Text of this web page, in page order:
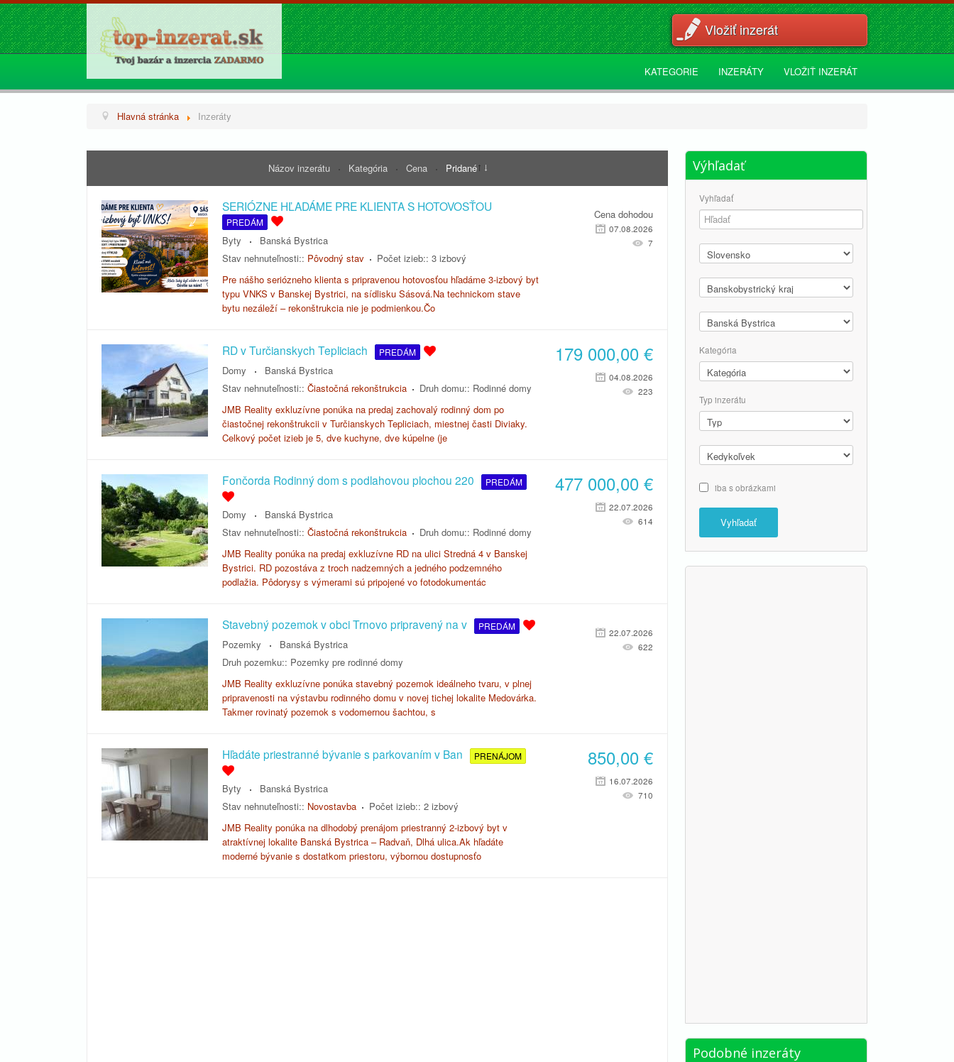
Vložiť inzerát
KATEGORIE INZERÁTY VLOŽIŤ INZERÁT
Hlavná stránka Inzeráty
Názov inzerátu Kategória Cena Pridané
SERIÓZNE HĽADÁME PRE KLIENTA S HOTOVOSŤOU
PREDÁM
Byty
Banská Bystrica
Stav nehnuteľnosti:: Pôvodný stav Počet izieb:: 3 izbový
Pre nášho seriózneho klienta s pripravenou hotovosťou hľadáme 3-izbový byt
typu VNKS v Banskej Bystrici, na sídlisku Sásová.Na technickom stave
bytu nezáleží – rekonštrukcia nie je podmienkou.Čo
Cena dohodou
07.08.2026
7
RD v Turčianskych Tepliciach PREDÁM
Domy
Banská Bystrica
Stav nehnuteľnosti:: Čiastočná rekonštrukcia Druh domu:: Rodinné domy
JMB Reality exkluzívne ponúka na predaj zachovalý rodinný dom po
čiastočnej rekonštrukcii v Turčianskych Tepliciach, miestnej časti Diviaky.
Celkový počet izieb je 5, dve kuchyne, dve kúpelne (je
179 000,00 €
04.08.2026
223
Fončorda Rodinný dom s podlahovou plochou 220 PREDÁM
Domy
Banská Bystrica
Stav nehnuteľnosti:: Čiastočná rekonštrukcia Druh domu:: Rodinné domy
JMB Reality ponúka na predaj exkluzívne RD na ulici Stredná 4 v Banskej
Bystrici. RD pozostáva z troch nadzemných a jedného podzemného
podlažia. Pôdorysy s výmerami sú pripojené vo fotodokumentác
477 000,00 €
22.07.2026
614
Stavebný pozemok v obci Trnovo pripravený na v PREDÁM
Pozemky
Banská Bystrica
Druh pozemku:: Pozemky pre rodinné domy
JMB Reality exkluzívne ponúka stavebný pozemok ideálneho tvaru, v plnej
pripravenosti na výstavbu rodinného domu v novej tichej lokalite Medovárka.
Takmer rovinatý pozemok s vodomernou šachtou, s
22.07.2026
622
Hľadáte priestranné bývanie s parkovaním v Ban PRENÁJOM
Byty
Banská Bystrica
Stav nehnuteľnosti:: Novostavba Počet izieb:: 2 izbový
JMB Reality ponúka na dlhodobý prenájom priestranný 2-izbový byt v
atraktívnej lokalite Banská Bystrica – Radvaň, Dlhá ulica.Ak hľadáte
moderné bývanie s dostatkom priestoru, výbornou dostupnosťo
850,00 €
16.07.2026
710
Výhľadať
Vyhľadať
Kategória
Typ inzerátu
iba s obrázkami
Vyhľadať
Podobné inzeráty